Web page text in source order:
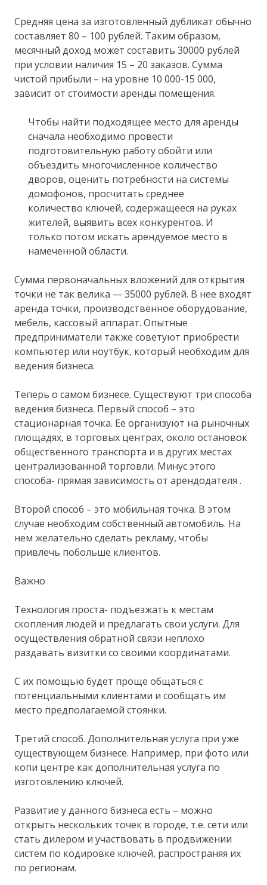
Средняя цена за изготовленный дубликат обычно
составляет 80 – 100 рублей. Таким образом,
месячный доход может составить 30000 рублей
при условии наличия 15 – 20 заказов. Сумма
чистой прибыли – на уровне 10 000-15 000,
зависит от стоимости аренды помещения.
Чтобы найти подходящее место для аренды
сначала необходимо провести
подготовительную работу обойти или
объездить многочисленное количество
дворов, оценить потребности на системы
домофонов, просчитать среднее
количество ключей, содержащееся на руках
жителей, выявить всех конкурентов. И
только потом искать арендуемое место в
намеченной области.
Сумма первоначальных вложений для открытия
точки не так велика — 35000 рублей. В нее входят
аренда точки, производственное оборудование,
мебель, кассовый аппарат. Опытные
предприниматели также советуют приобрести
компьютер или ноутбук, который необходим для
ведения бизнеса.
Теперь о самом бизнесе. Существуют три способа
ведения бизнеса. Первый способ – это
стационарная точка. Ее организуют на рыночных
площадях, в торговых центрах, около остановок
общественного транспорта и в других местах
централизованной торговли. Минус этого
способа- прямая зависимость от арендодателя .
Второй способ – это мобильная точка. В этом
случае необходим собственный автомобиль. На
нем желательно сделать рекламу, чтобы
привлечь побольше клиентов.
Важно
Технология проста- подъезжать к местам
скопления людей и предлагать свои услуги. Для
осуществления обратной связи неплохо
раздавать визитки со своими координатами.
С их помощью будет проще общаться с
потенциальными клиентами и сообщать им
место предполагаемой стоянки.
Третий способ. Дополнительная услуга при уже
существующем бизнесе. Например, при фото или
копи центре как дополнительная услуга по
изготовлению ключей.
Развитие у данного бизнеса есть – можно
открыть нескольких точек в городе, т.е. сети или
стать дилером и участвовать в продвижении
систем по кодировке ключей, распространяя их
по регионам.